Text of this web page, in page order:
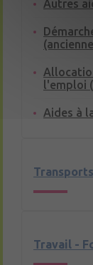
Autres
l'emploi
Aides à
Travail -